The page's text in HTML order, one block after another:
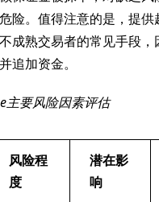
险。值得注意的是，提供
成熟交易者的常见手段，
追加资金。
主要风险因素评估
风险程
度
潜在影
响